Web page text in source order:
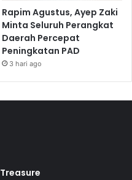
Rapim Agustus, Ayep Zaki
Minta Seluruh Perangkat
Daerah Percepat
Peningkatan PAD
3 hari ago